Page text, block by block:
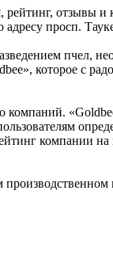
отзывы
просп.
пчел,
которое с
компании